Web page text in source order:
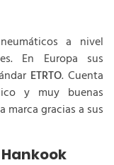
a nivel
En Europa sus
ETRTO. Cuenta
y muy buenas
marca gracias a sus